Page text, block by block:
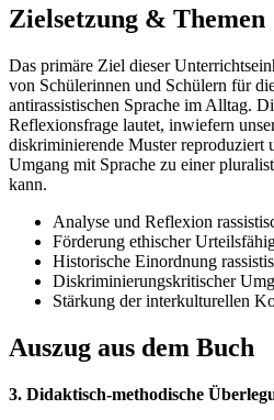
Zielsetzung & Themen
Das primäre Ziel dieser
von Schülerinnen und Schülern für
antirassistischen Sprache im Alltag.
Reflexionsfrage lautet, inwiefern
diskriminierende Muster reproduziert
Umgang mit Sprache zu einer
kann.
Analyse und Reflexion
Förderung ethischer
Historische Einordnung
Diskriminierungskritischer
Stärkung der interkulturellen
Auszug aus dem Buch
3. Didaktisch-methodische